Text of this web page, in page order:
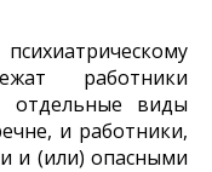
работники
отдельные виды
и работники,
и (или) опасными